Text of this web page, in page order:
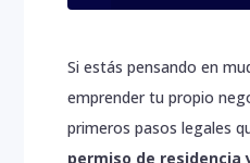
Inicio
Nosotros
Si estás pensando en
emprender tu propio
primeros pasos legales
permiso de residencia